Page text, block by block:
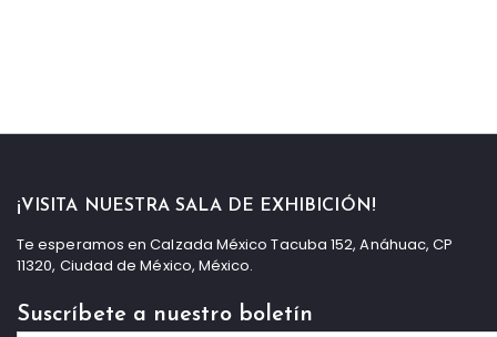
¡VISITA NUESTRA SALA DE EXHIBICIÓN!
Te esperamos en Calzada México Tacuba 152, Anáhuac, CP
11320, Ciudad de México, México.
Suscríbete a nuestro boletín